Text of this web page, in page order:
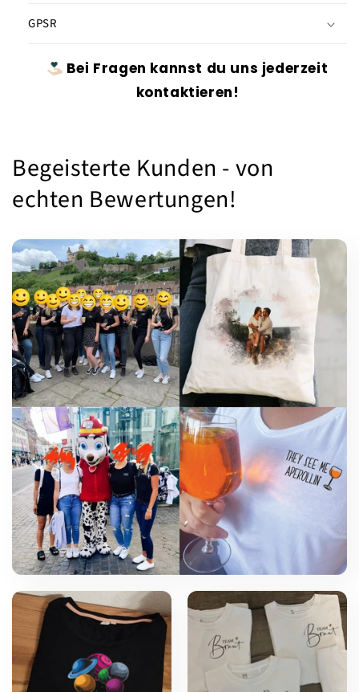
GPSR
Bei Fragen kannst du uns jederzeit
kontaktieren!
Begeisterte Kunden - von
echten Bewertungen!